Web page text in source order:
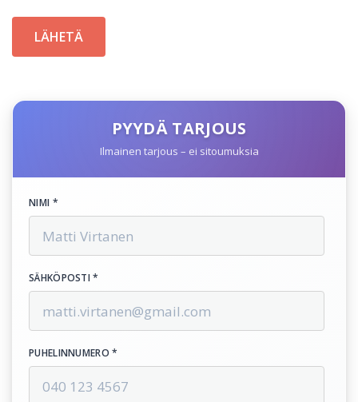
PYYDÄ TARJOUS
Ilmainen tarjous – ei sitoumuksia
NIMI *
SÄHKÖPOSTI *
PUHELINNUMERO *